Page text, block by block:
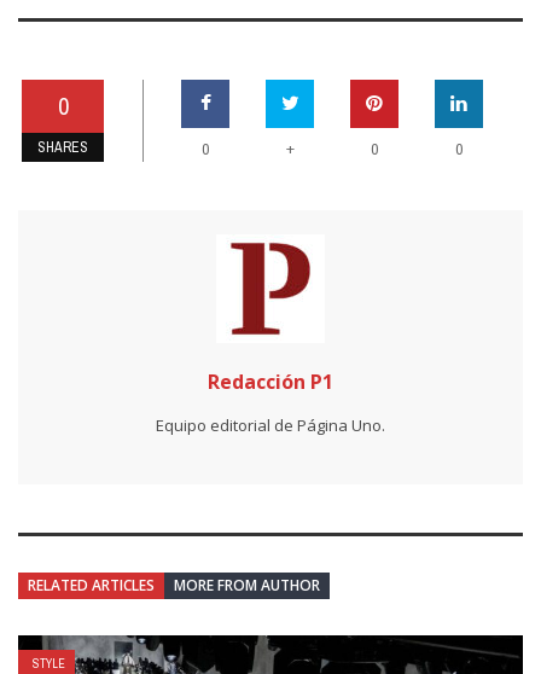
0
SHARES 0 + 0 0
Redacción P1
Equipo editorial de Página Uno.
RELATED ARTICLES MORE FROM AUTHOR
STYLE